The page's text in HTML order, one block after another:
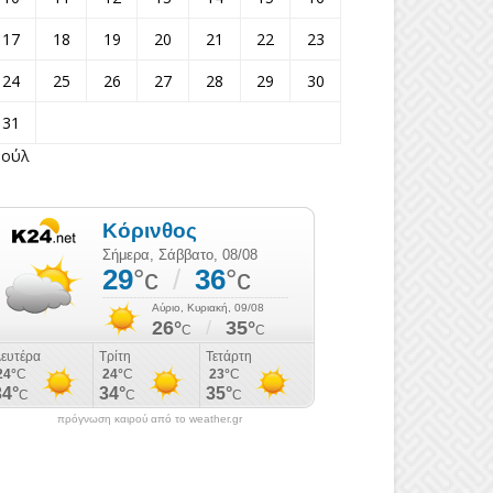
17
18 19 20 21 22
23
24
25 26 27 28 29
30
31
πρόγνωση καιρού από το weather.gr